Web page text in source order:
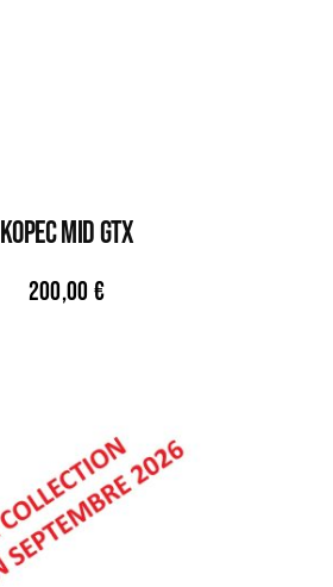
KOPEC MID GTX
200,00 €